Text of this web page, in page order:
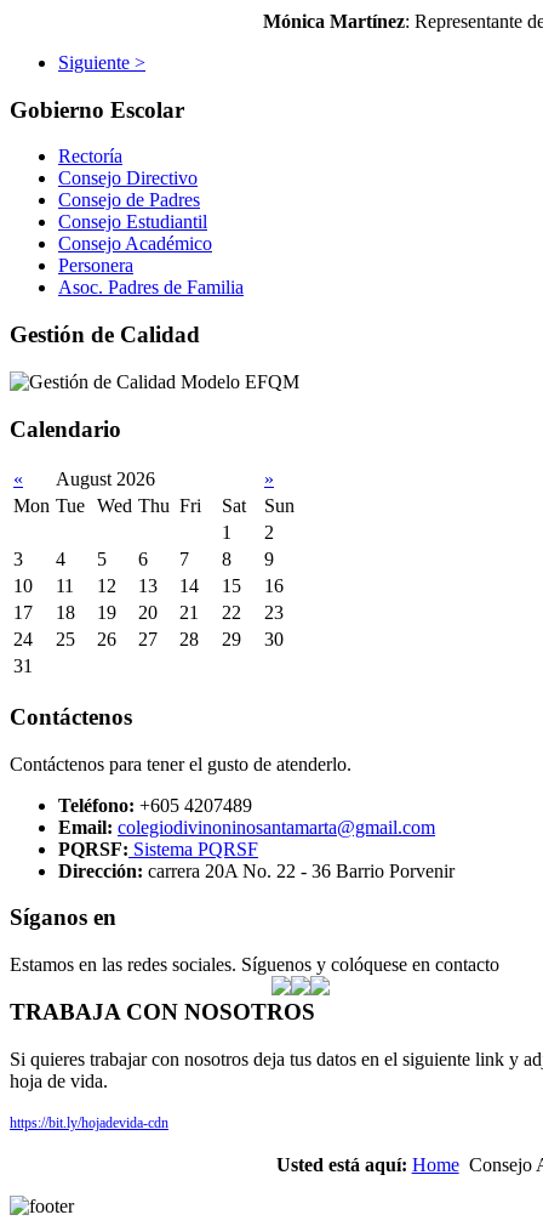
Mónica Martínez: Representante
Siguiente >
Gobierno Escolar
Rectoría
Consejo Directivo
Consejo de Padres
Consejo Estudiantil
Consejo Académico
Personera
Asoc. Padres de Familia
Gestión de Calidad
Calendario
« August 2026
»
Mon Tue Wed Thu Fri Sat
Sun
1
2
3
4 5 6 7 8
9
10
11 12 13 14 15
16
17
18 19 20 21 22
23
24
25 26 27 28 29
30
31
Contáctenos
Contáctenos para tener el gusto de atenderlo.
Teléfono: +605 4207489
Email: colegiodivinoninosantamarta@gmail.com
PQRSF: Sistema PQRSF
Dirección: carrera 20A No. 22 - 36 Barrio Porvenir
Síganos en
Estamos en las redes sociales. Síguenos y colóquese en contacto
TRABAJA CON NOSOTROS
Si quieres trabajar con nosotros deja tus datos en el siguiente link y
hoja de vida.
https://bit.ly/hojadevida-cdn
Usted está aquí: Home Consejo